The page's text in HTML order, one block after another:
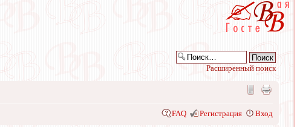
Расширенный поиск
FAQ Регистрация Вход